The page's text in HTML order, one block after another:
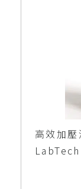
高效加
LabTech